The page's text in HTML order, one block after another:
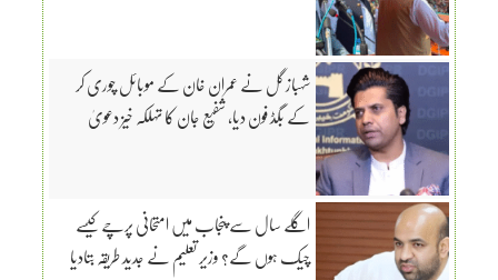
شہباز گل نے عمران خان کے موبائل چوری کر
کے بگڈ فون دیا، شفیع جان کا تہلکہ خیز دعویٰ
اگلے سال سے پنجاب میں امتحانی پرچے کیسے
چیک ہوں گے؟ وزیر تعلیم نے جدید طریقہ بتادیا